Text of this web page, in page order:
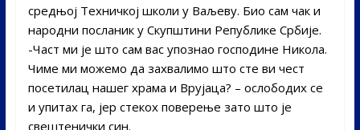
средњој Техничкој школи у Ваљеву. Био сам чак и
народни посланик у Скупштини Републике Србије.
-Част ми је што сам вас упознао господине Никола.
Чиме ми можемо да захвалимо што сте ви чест
посетилац нашег храма и Врујаца? – ослободих се
и упитах га, јер стекох поверење зато што је
свештенички син.